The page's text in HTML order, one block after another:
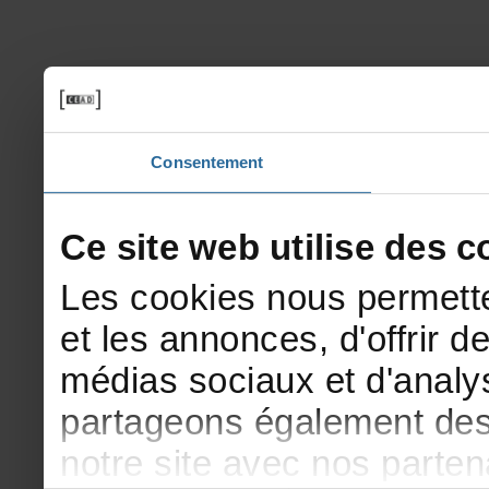
Consentement